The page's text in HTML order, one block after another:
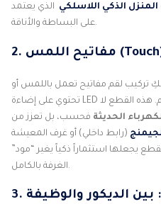
المنزل الذكي اللاسلكي الذي يعتمد
على البساطة والأناقة.
تركيب لقم مفاتيح تعمل باللمس أو
تحتوي على إضاءة LED خافتة لتحديد مكان المفتاح في الظلام. هذه القطع لا
الحديثة فحسب، بل تعزز من
(رابط داخلي) أو غرف المعيشة
يجعلها استثماراً ذكياً يغير “مود”
الغرفة بالكامل.
بين الديكور والوظيفة